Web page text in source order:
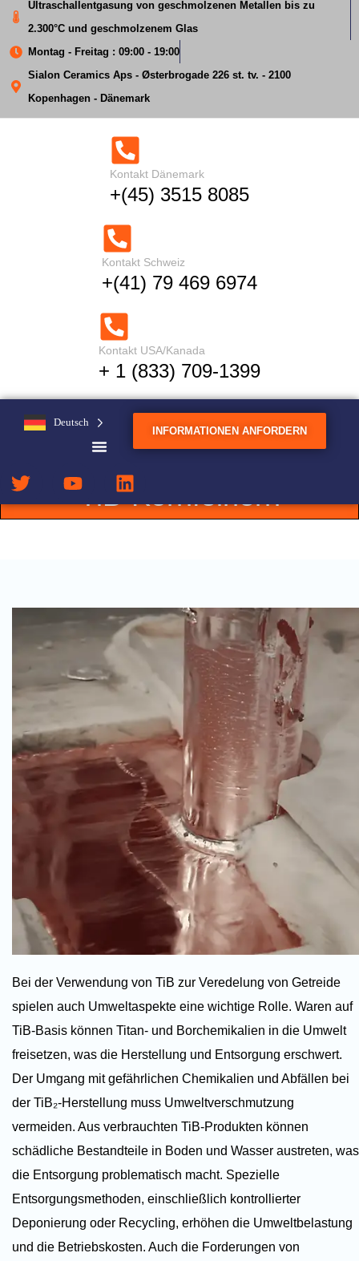
Ultraschallentgasung von geschmolzenen Metallen bis zu
2.300°C und geschmolzenem Glas
Montag - Freitag : 09:00 - 19:00
Sialon Ceramics Aps - Østerbrogade 226 st. tv. - 2100
Kopenhagen - Dänemark
Kontakt Dänemark
+(45) 3515 8085
Kontakt Schweiz
+(41) 79 469 6974
Kontakt USA/Kanada
+ 1 (833) 709-1399
Deutsch
INFORMATIONEN ANFORDERN
Titan-Bor TiB
Kornverfeinerung in
geschmolzenem
Aluminium
Startseite Titan-Bor TiB Kornverfeinerer
Aluminium-Guss:
Ultraschalltechnologie
reduziert den Einsatz von
TiB-Kornfeinern
Bei der Verwendung von TiB zur Veredelung von Getreide
spielen auch Umweltaspekte eine wichtige Rolle. Waren auf
TiB-Basis können Titan- und Borchemikalien in die Umwelt
freisetzen, was die Herstellung und Entsorgung erschwert.
Der Umgang mit gefährlichen Chemikalien und Abfällen bei
der TiB₂-Herstellung muss Umweltverschmutzung
vermeiden. Aus verbrauchten TiB-Produkten können
schädliche Bestandteile in Boden und Wasser austreten, was
die Entsorgung problematisch macht. Spezielle
Entsorgungsmethoden, einschließlich kontrollierter
Deponierung oder Recycling, erhöhen die Umweltbelastung
und die Betriebskosten. Auch die Forderungen von